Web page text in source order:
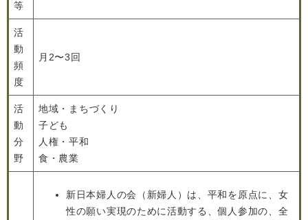
等
活
動
頻
度
月2〜3回
活
動
分
野
地域・まちづくり
子ども
人権・平和
食・農業
新日本婦人の会（新婦人）は、平和を原点に、女
性の願い実現のために活動する、個人参加の、全